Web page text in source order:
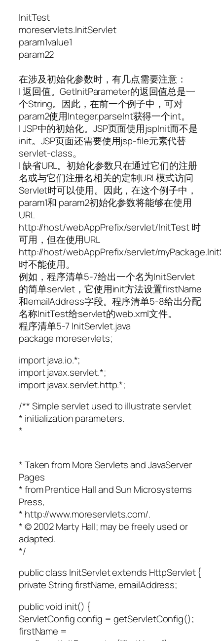
InitTest
moreservlets.InitServlet
param1value1
param22
在涉及初始化参数时，有几点需要注意：
l 返回值。GetInitParameter的返回值总是一
个String。因此，在前一个例子中，可对
param2使用Integer.parseInt获得一个int。
l JSP中的初始化。JSP页面使用jspInit而不是
init。JSP页面还需要使用jsp-file元素代替
servlet-class。
l 缺省URL。初始化参数只在通过它们的注册
名或与它们注册名相关的定制URL模式访问
Servlet时可以使用。因此，在这个例子中，
param1和 param2初始化参数将能够在使用
URL
http://host/webAppPrefix/servlet/InitTest 时
可用，但在使用URL
http://host/webAppPrefix/servlet/
时不能使用。
例如，程序清单5-7给出一个名为InitServlet
的简单servlet，它使用init方法设置firstName
和emailAddress字段。程序清单5-8给出分配
名称InitTest给servlet的web.xml文件。
程序清单5-7 InitServlet.java
package moreservlets;
import java.io.*;
import javax.servlet.*;
import javax.servlet.http.*;
/** Simple servlet used to illustrate servlet
* initialization parameters.
*
* Taken from More Servlets and JavaServer
Pages
* from Prentice Hall and Sun Microsystems
Press,
* http://www.moreservlets.com/.
* © 2002 Marty Hall; may be freely used or
adapted.
*/
public class InitServlet extends HttpServlet {
private String firstName, emailAddress;
public void init() {
ServletConfig config = getServletConfig();
firstName =